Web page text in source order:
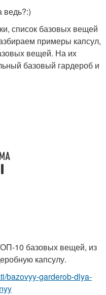
ведь?:)
список базовых вещей
примеры капсул,
вещей. На их
базовый гардероб и
10 базовых вещей, из
капсулу.
bazovyy-garderob-dlya-